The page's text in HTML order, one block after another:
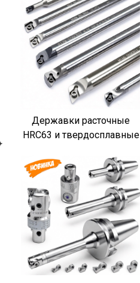
Державки расточные
HRC63 и твердосплавные